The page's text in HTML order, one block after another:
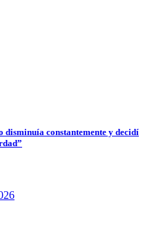
disminuía constantemente y decidí